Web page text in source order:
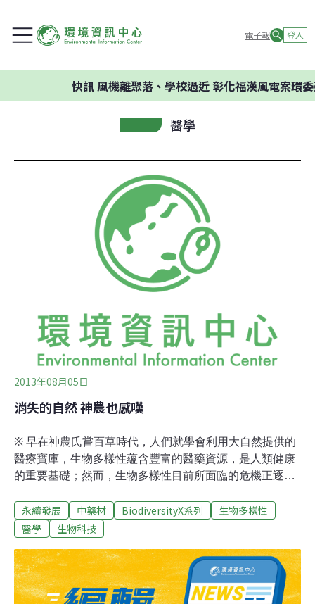
電子報 登入
風機離聚落、學校過近 彰化福漢風電案環委建議
醫學
2013年08月05日
消失的自然 神農也感嘆
※ 早在神農氏嘗百草時代，人們就學會利用大自然提供的
醫療寶庫，生物多樣性蘊含豐富的醫藥資源，是人類健康
的重要基礎；然而，生物多樣性目前所面臨的危機正逐漸
藥對生物多樣性的依賴，以及生物多樣性流失對醫藥帶來
的威脅，最後提供在醫藥方面保護生物多樣性的下手處，
有很長的一段時間。早在史前時代，人類就已經把植物用
於醫療用途。除了治療疾病，藥物亦可用在保護、預防與
疾病的診斷。目前人類所使用的醫療途徑可分為兩大類：
永續發展 中藥材 BiodiversityX系列
生物多樣性
醫學
生物科技